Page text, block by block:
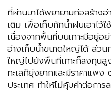
ที่ผ่านมาได้พยายามก่อสร้าง
เติม เพื่อเก็บกักน้ำฝนเอาไว้
เนื่องจากพื้นที่บนเกาะมีอยู่อ
อ่างเก็บน้ำขนาดใหญ่ได้ ส่ว
ใหญ่ไปยังพื้นที่เกาะก็ลงทุนสู
ทะเลก็ยุ่งยากและมีราคาแพง
ประเทศ ทำให้ไม่คุ้มค่าต่อการ